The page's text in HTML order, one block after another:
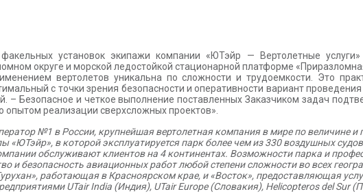
установок экипажи компании «ЮТэйр — Вертолетные
округе и морской ледостойкой стационарной платформе
вертолетов уникальна по сложности и трудоемкости. Это
с точки зрения безопасности и оперативности вариант
– Безопасное и четкое выполнение поставленных Заказчиком задач
опытом реализации сверхсложных проектов».
№1 в России, крупнейшая вертолетная компания в мире по величине и
«ЮТэйр», в которой эксплуатируется парк более чем из 330 воздушных
обслуживают клиентов на 4 континентах. Возможности парка и
и безопасность авиационных работ любой степени сложности во всех
работающая в Красноярском крае, и «Восток», предоставляющая
UTair India (Индия), UTair Europe (Словакия), Helicopteros del Sur